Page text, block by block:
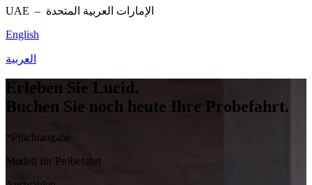
UAE – الإمارات العربية المتحدة
English
العربية
Erleben Sie Lucid.
Buchen Sie noch heute Ihre Probefahrt.
*Pflichtangabe
Modell für Probefahrt